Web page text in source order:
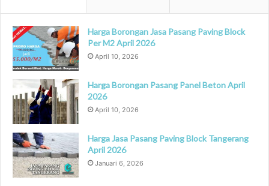
Harga Borongan Jasa Pasang Paving Block
Per M2 April 2026
April 10, 2026
Harga Borongan Pasang Panel Beton April
2026
April 10, 2026
Harga Jasa Pasang Paving Block Tangerang
April 2026
Januari 6, 2026